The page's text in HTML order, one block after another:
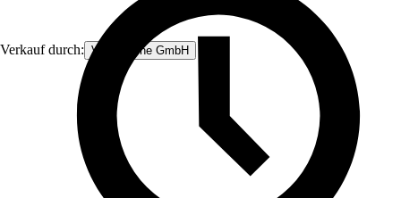
Verkauf durch: V&V Online GmbH